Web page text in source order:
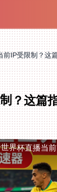
IP受限制？这
？这篇
界杯直播当